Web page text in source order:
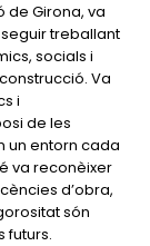
de Girona, va
treballant
socials i
Va
i
de les
un entorn cada
va reconèixer
d’obra,
són
futurs.